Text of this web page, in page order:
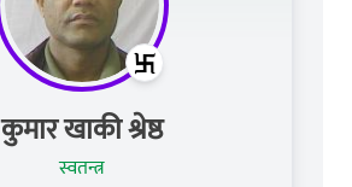
कुमार खाकी श्रेष्ठ
स्वतन्त्र